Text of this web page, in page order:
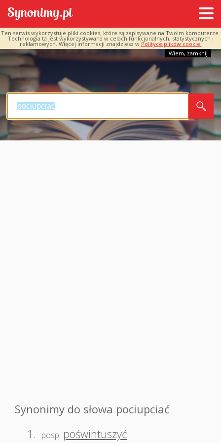
Ten serwis wykorzystuje pliki cookies, które są zapisywane na Twoim komputerze.
Technologia ta jest wykorzystywana w celach funkcjonalnych, statystycznych i
reklamowych. Więcej informacji znajdziesz w Polityce plików cookie.
Wiem, zamknij
Synonimy do słowa pociupciać
1.
posp. poświntuszyć